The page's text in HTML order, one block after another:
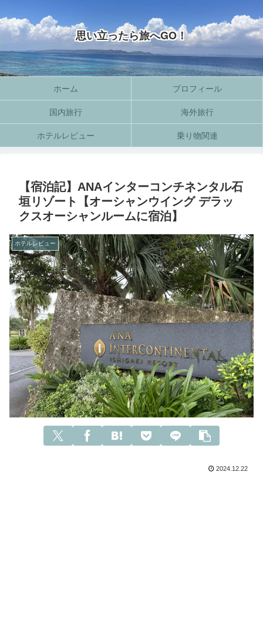
思い立ったら旅へGO！
ホーム プロフィール
国内旅行 海外旅行
ホテルレビュー 乗り物関連
【宿泊記】ANAインターコンチネンタル石
垣リゾート【オーシャンウイング デラッ
クスオーシャンルームに宿泊】
ホテルレビュー
2024.12.22